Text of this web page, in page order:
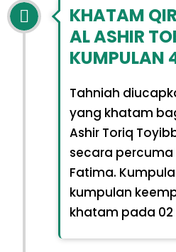
KHATAM
AL ASHIR
KUMPULAN
Tahniah
yang khatam
Ashir Toriq
secara percuma
Fatima.
kumpulan
khatam pada 02